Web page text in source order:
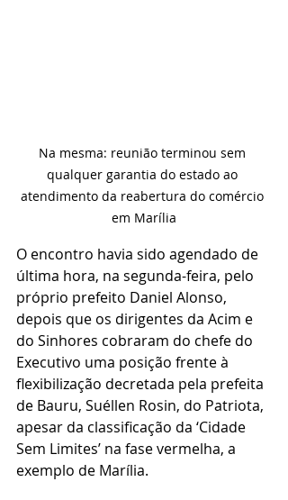
Na mesma: reunião terminou sem
qualquer garantia do estado ao
atendimento da reabertura do comércio
em Marília
O encontro havia sido agendado de
última hora, na segunda-feira, pelo
próprio prefeito Daniel Alonso,
depois que os dirigentes da Acim e
do Sinhores cobraram do chefe do
Executivo uma posição frente à
flexibilização decretada pela prefeita
de Bauru, Suéllen Rosin, do Patriota,
apesar da classificação da ‘Cidade
Sem Limites’ na fase vermelha, a
exemplo de Marília.